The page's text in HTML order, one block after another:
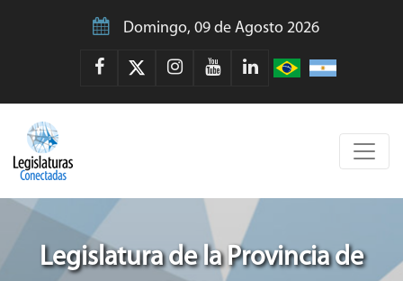
Domingo, 09 de Agosto 2026
Legislatura de la Provincia de